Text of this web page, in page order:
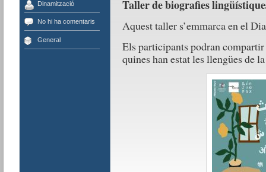
Dinamització
No hi ha comentaris
General
Taller de biografies
Aquest taller s’emmarca en el
Els participants podran
quines han estat les llengües de